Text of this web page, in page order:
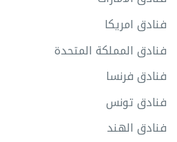
فنادق امريكا
فنادق المملكة المتحدة
فنادق فرنسا
فنادق تونس
فنادق الهند